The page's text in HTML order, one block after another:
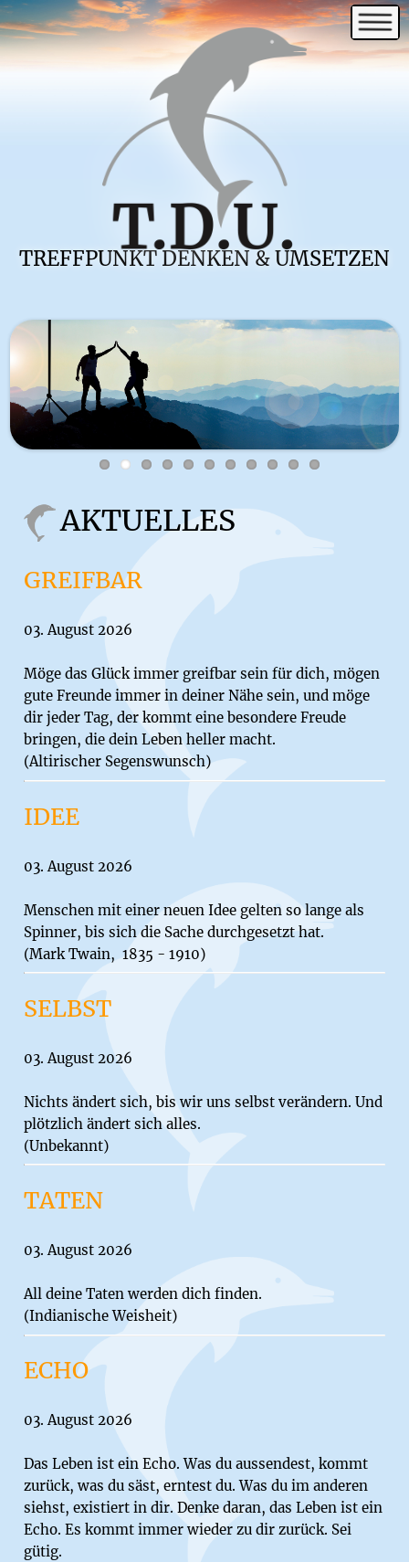
TREFFPUNKT DENKEN & UMSETZEN
AKTUELLES
GREIFBAR
03. August 2026
Möge das Glück immer greifbar sein für dich, mögen
gute Freunde immer in deiner Nähe sein, und möge
dir jeder Tag, der kommt eine besondere Freude
bringen, die dein Leben heller macht.
(Altirischer Segenswunsch)
IDEE
03. August 2026
Menschen mit einer neuen Idee gelten so lange als
Spinner, bis sich die Sache durchgesetzt hat.
(Mark Twain, 1835 - 1910)
SELBST
03. August 2026
Nichts ändert sich, bis wir uns selbst verändern. Und
plötzlich ändert sich alles.
(Unbekannt)
TATEN
03. August 2026
All deine Taten werden dich finden.
(Indianische Weisheit)
ECHO
03. August 2026
Das Leben ist ein Echo. Was du aussendest, kommt
zurück, was du säst, erntest du. Was du im anderen
siehst, existiert in dir. Denke daran, das Leben ist ein
Echo. Es kommt immer wieder zu dir zurück. Sei
gütig.